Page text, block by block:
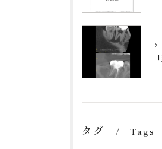
タグ Tags